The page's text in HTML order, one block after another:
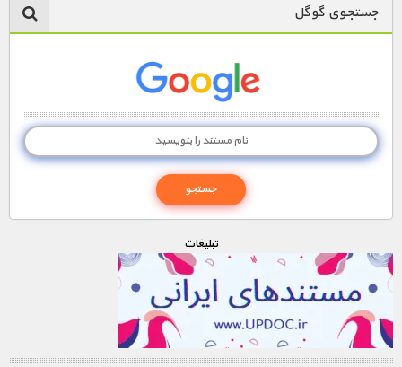
جستجوی گوگل
تبليغات